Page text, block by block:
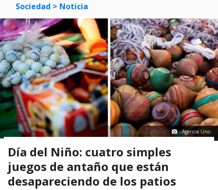
Sociedad > Noticia
Agencia Uno
Día del Niño: cuatro simples
juegos de antaño que están
desapareciendo de los patios